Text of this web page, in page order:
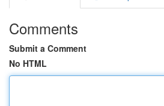
Comments
Submit a Comment
No HTML